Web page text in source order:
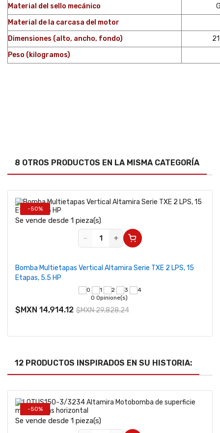
Material del sello mecánico
Material de la carcasa del motor
Dimensiones (alto, ancho, fondo)
Peso (kilogramos)
8 OTROS PRODUCTOS EN LA MISMA CATEGORÍA
-50%
Se vende desde 1 pieza(s)
−
+
Bomba Multietapas Vertical Altamira Serie TXE 2 LPS, 15
Etapas, 5.5 HP
0 Opinione(s)
$MXN 14,914.12 $MXN 29,828.24
12 PRODUCTOS INSPIRADOS EN SU HISTORIA:
-50%
Se vende desde 1 pieza(s)